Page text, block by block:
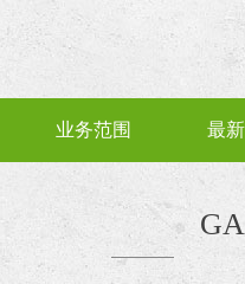
业务范围 最